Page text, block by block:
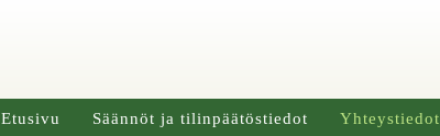
Etusivu Säännöt ja tilinpäätöstiedot Yhteystiedot